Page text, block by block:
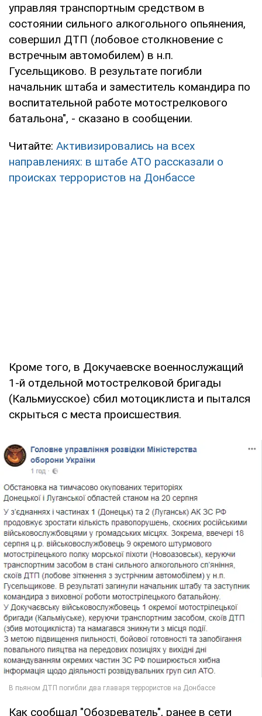
управляя транспортным средством в
состоянии сильного алкогольного опьянения,
совершил ДТП (лобовое столкновение с
встречным автомобилем) в н.п.
Гусельщиково. В результате погибли
начальник штаба и заместитель командира по
воспитательной работе мотострелкового
батальона", - сказано в сообщении.
Читайте: Активизировались на всех
направлениях: в штабе АТО рассказали о
происках террористов на Донбассе
Кроме того, в Докучаевске военнослужащий
1-й отдельной мотострелковой бригады
(Кальмиусское) сбил мотоциклиста и пытался
скрыться с места происшествия.
Как сообщал "Обозреватель", ранее в сети